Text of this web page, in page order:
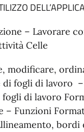
– Lavorare
Celle
modificare,
di fogli di lavoro
di lavoro
– Funzioni
bordi